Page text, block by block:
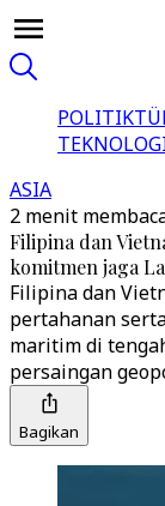
POLITIK
ASIA
2 menit
Filipina dan
komitmen jaga
Filipina dan
pertahanan
maritim di
persaingan
Bagikan